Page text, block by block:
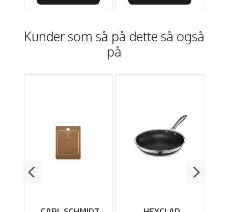
Kunder som så på dette så også
på